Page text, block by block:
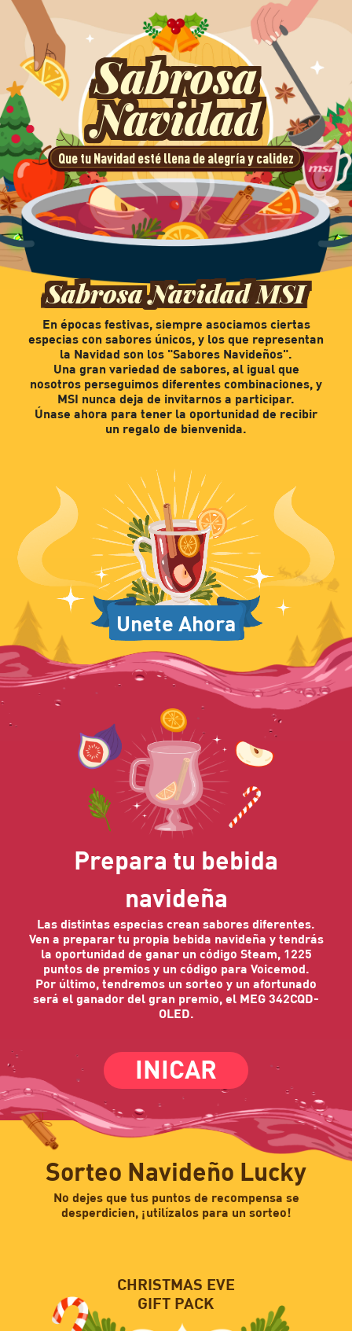
Sabrosa
Navidad
Que tu Navidad esté llena de alegría y calidez
Sabrosa Navidad MSI
En épocas festivas, siempre asociamos ciertas
especias con sabores únicos, y los que representan
la Navidad son los "Sabores Navideños".
Una gran variedad de sabores, al igual que
nosotros perseguimos diferentes combinaciones, y
MSI nunca deja de invitarnos a participar.
Únase ahora para tener la oportunidad de recibir
un regalo de bienvenida.
Unete Ahora
Prepara tu bebida
navideña
Las distintas especias crean sabores diferentes.
Ven a preparar tu propia bebida navideña y tendrás
la oportunidad de ganar un código Steam, 1225
puntos de premios y un código para Voicemod.
Por último, tendremos un sorteo y un afortunado
será el ganador del gran premio, el MEG 342CQD-
OLED.
INICAR
Sorteo Navideño Lucky
No dejes que tus puntos de recompensa se
desperdicien, ¡utilízalos para un sorteo!
CHRISTMAS EVE
GIFT PACK